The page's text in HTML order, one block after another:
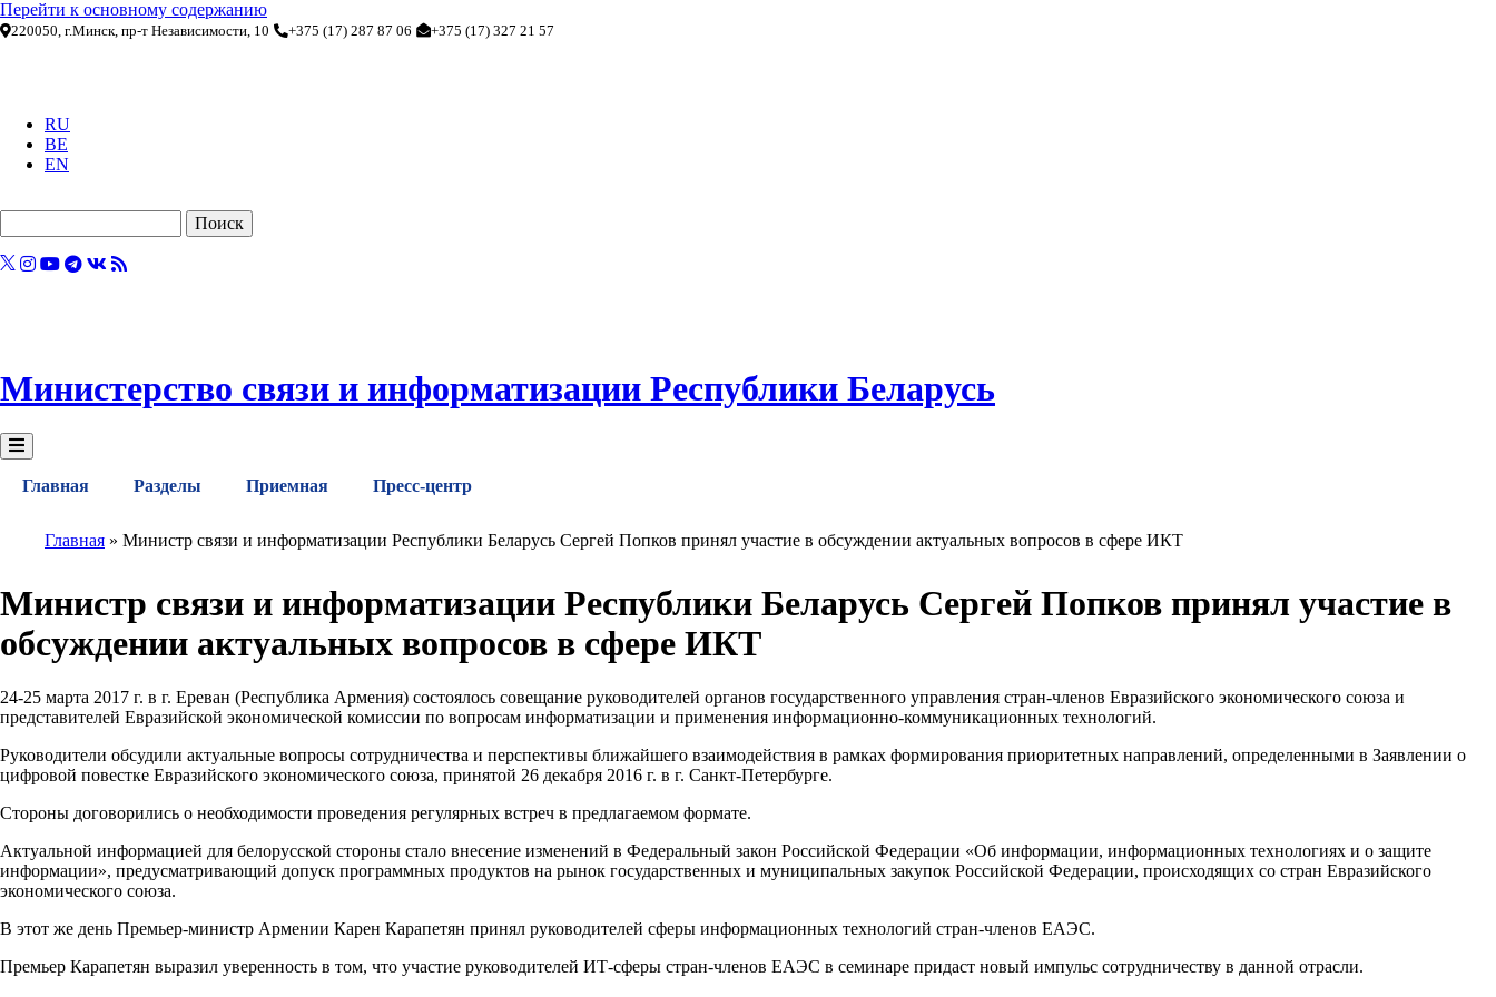
Перейти к основному содержанию
220050, г.Минск, пр-т Независимости, 10 +375 (17) 287 87 06 +375 (17) 327 21 57
RU
BE
EN
Министерство связи и информатизации Республики Беларусь
Главная Разделы Приемная Пресс-центр
навигации
Главная Министр связи и информатизации Республики Беларусь Сергей Попков принял участие в обсуждении актуальных вопросов в сфере ИКТ
Министр связи и информатизации Республики Беларусь Сергей Попков принял участие в
обсуждении актуальных вопросов в сфере ИКТ
24-25 марта 2017 г. в г. Ереван (Республика Армения) состоялось совещание руководителей органов государственного управления стран-членов Евразийского экономического союза и
представителей Евразийской экономической комиссии по вопросам информатизации и применения информационно-коммуникационных технологий.
Руководители обсудили актуальные вопросы сотрудничества и перспективы ближайшего взаимодействия в рамках формирования приоритетных направлений, определенными в Заявлении о
цифровой повестке Евразийского экономического союза, принятой 26 декабря 2016 г. в г. Санкт-Петербурге.
Стороны договорились о необходимости проведения регулярных встреч в предлагаемом формате.
Актуальной информацией для белорусской стороны стало внесение изменений в Федеральный закон Российской Федерации «Об информации, информационных технологиях и о защите
информации», предусматривающий допуск программных продуктов на рынок государственных и муниципальных закупок Российской Федерации, происходящих со стран Евразийского
экономического союза.
В этот же день Премьер-министр Армении Карен Карапетян принял руководителей сферы информационных технологий стран-членов ЕАЭС.
Премьер Карапетян выразил уверенность в том, что участие руководителей ИТ-сферы стран-членов ЕАЭС в семинаре придаст новый импульс сотрудничеству в данной отрасли.